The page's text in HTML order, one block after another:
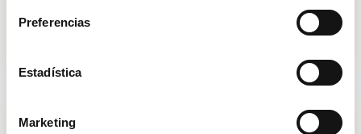
Preferencias
Estadística
Marketing
Valencia